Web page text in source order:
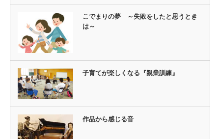
こでまりの夢 ～失敗をしたと思うとき
は～
子育てが楽しくなる『親業訓練』
作品から感じる音